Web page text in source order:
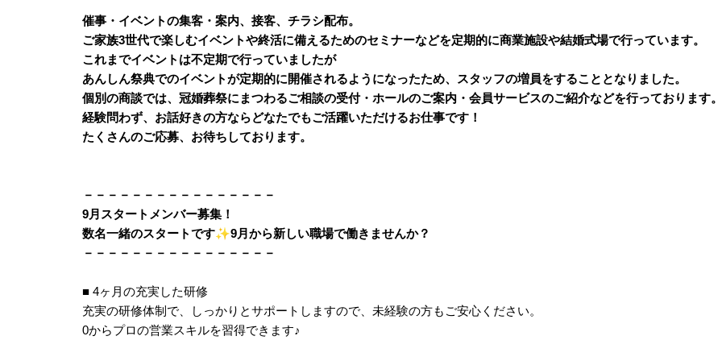
催事・イベントの集客・案内、接客、チラシ配布。
ご家族3世代で楽しむイベントや終活に備えるためのセミナーなどを定期的に商業施設や結婚式場で行っています。
これまでイベントは不定期で行っていましたが
あんしん祭典でのイベントが定期的に開催されるようになったため、スタッフの増員をすることとなりました。
個別の商談では、冠婚葬祭にまつわるご相談の受付・ホールのご案内・会員サービスのご紹介などを行っております。
経験問わず、お話好きの方ならどなたでもご活躍いただけるお仕事です！
たくさんのご応募、お待ちしております。
－－－－－－－－－－－－－－－－
9月スタートメンバー募集！
数名一緒のスタートです✨9月から新しい職場で働きませんか？
－－－－－－－－－－－－－－－－
■ 4ヶ月の充実した研修
充実の研修体制で、しっかりとサポートしますので、未経験の方もご安心ください。
0からプロの営業スキルを習得できます♪